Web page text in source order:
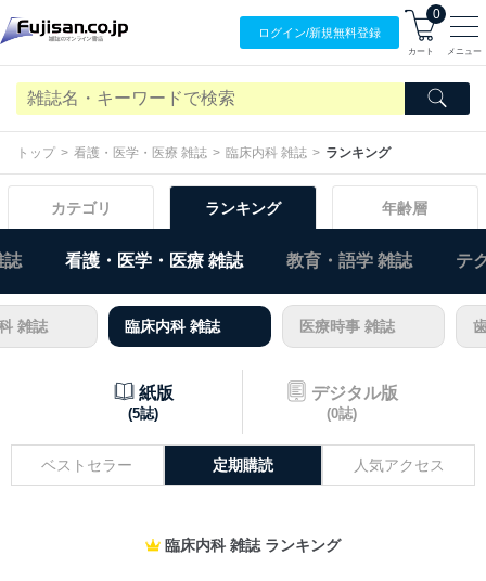
ログイン/新規無料登録
0
カート メニュー
トップ 看護・医学・医療 雑誌 臨床内科 雑誌 ランキング
カテゴリ ランキング 年齢層
誌 看護・医学・医療 雑誌 教育・語学 雑誌 テ
雑誌 臨床内科 雑誌 医療時事 雑誌
紙版
(5誌)
デジタル版
(0誌)
ベストセラー 定期購読 人気アクセス
臨床内科 雑誌 ランキング